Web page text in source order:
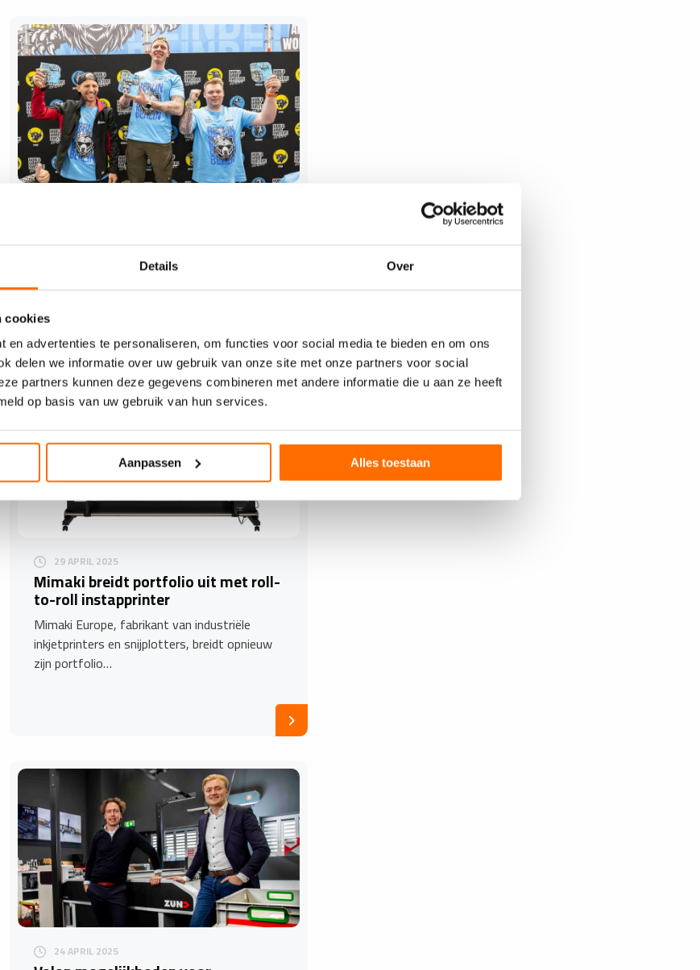
Details Over
cookies
en advertenties te personaliseren, om functies voor social media te bieden en om ons
delen we informatie over uw gebruik van onze site met onze partners voor social
partners kunnen deze gegevens combineren met andere informatie die u aan ze heeft
op basis van uw gebruik van hun services.
Aanpassen Alles toestaan
Masters 2025
Filip Sørensen van Profolie is de winnaar van
World Wrap Masters 2025. De Deen sleepte
in de finale,…
29 APRIL 2025
Mimaki breidt portfolio uit met roll-
to-roll instapprinter
Mimaki Europe, fabrikant van industriële
inkjetprinters en snijplotters, breidt opnieuw
zijn portfolio…
24 APRIL 2025